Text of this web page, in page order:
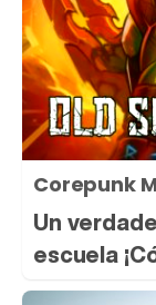
Corepunk
Un
escuela